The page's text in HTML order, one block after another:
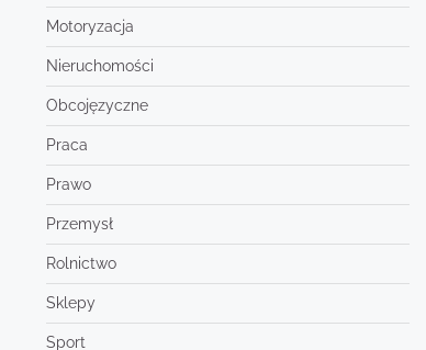
Motoryzacja
Nieruchomości
Obcojęzyczne
Praca
Prawo
Przemysł
Rolnictwo
Sklepy
Sport